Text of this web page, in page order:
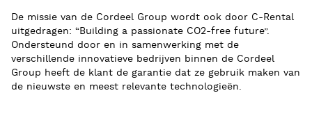
De missie van de Cordeel Group wordt ook door C-Rental
uitgedragen: “Building a passionate CO2-free future”.
Ondersteund door en in samenwerking met de
verschillende innovatieve bedrijven binnen de Cordeel
Group heeft de klant de garantie dat ze gebruik maken van
de nieuwste en meest relevante technologieën.